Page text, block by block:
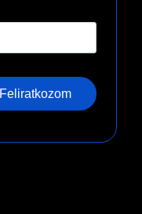
Feliratkozom